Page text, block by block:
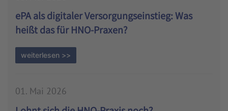
ePA als digitaler Versorgungseinstieg: Was
heißt das für HNO-Praxen?
weiterlesen >>
01. Mai 2026